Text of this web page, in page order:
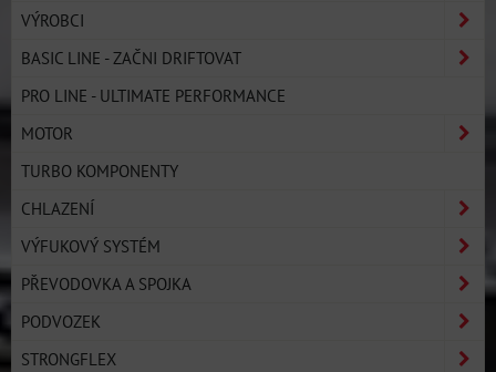
VÝROBCI
BASIC LINE - ZAČNI DRIFTOVAT
PRO LINE - ULTIMATE PERFORMANCE
MOTOR
TURBO KOMPONENTY
CHLAZENÍ
VÝFUKOVÝ SYSTÉM
PŘEVODOVKA A SPOJKA
PODVOZEK
STRONGFLEX